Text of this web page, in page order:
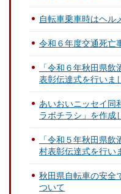
自転車乗車時はヘル
令和６年度交通死亡
「令和６年秋田県
表彰伝達式を行いま
あいおいニッセイ同
ラボチラシ」を作成
「令和５年秋田県
村表彰伝達式を行い
秋田県自転車の安全
ついて